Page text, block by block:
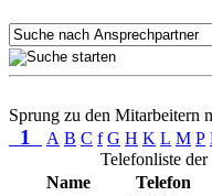
Sprung zu den Mitarbeitern
1 A B C f G H K L M P
Telefonliste
Name
Telefon